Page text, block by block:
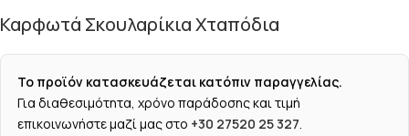
Καρφωτά Σκουλαρίκια Χταπόδια
Το προϊόν κατασκευάζεται κατόπιν παραγγελίας.
Για διαθεσιμότητα, χρόνο παράδοσης και τιμή
επικοινωνήστε μαζί μας στο +30 27520 25 327.